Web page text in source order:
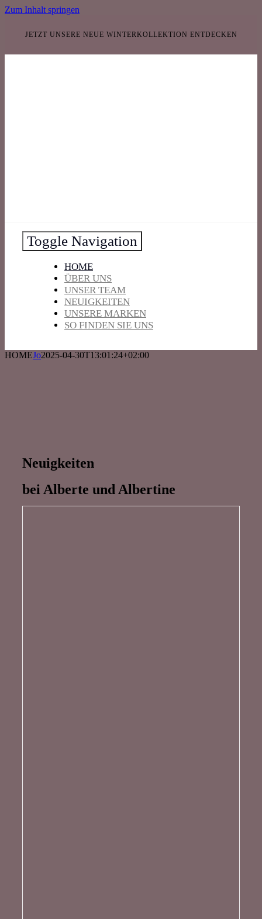
Zum Inhalt springen
JETZT UNSERE NEUE WINTERKOLLEKTION ENTDECKEN
Toggle Navigation
HOME
ÜBER UNS
UNSER TEAM
NEUIGKEITEN
UNSERE MARKEN
SO FINDEN SIE UNS
HOMEJo2025-04-30T13:01:24+02:00
Neuigkeiten
bei Alberte und Albertine